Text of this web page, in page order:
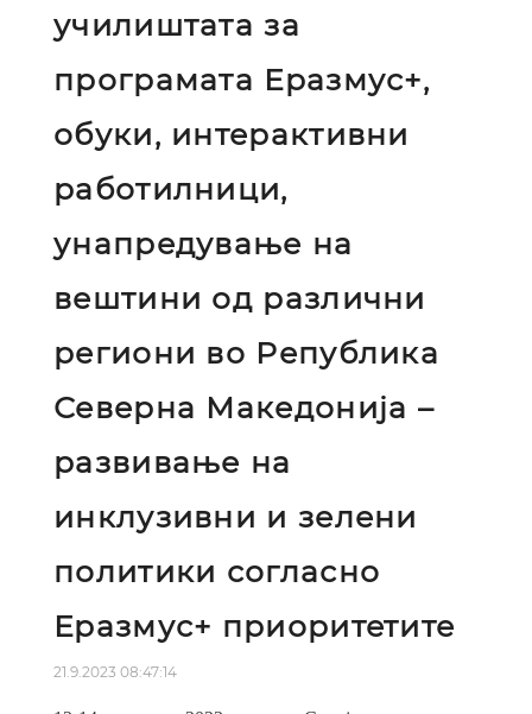
училиштата за
програмата Еразмус+,
обуки, интерактивни
работилници,
унапредување на
вештини од различни
региони во Република
Северна Македонија –
развивање на
инклузивни и зелени
политики согласно
Еразмус+ приоритетите
21.9.2023 08:47:14